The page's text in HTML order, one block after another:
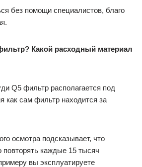
без помощи специалистов, благо
Какой расходный материал
Q5 фильтр располагается под
как сам фильтр находится за
осмотра подсказывает, что
каждые 15 тысяч
вы эксплуатируете